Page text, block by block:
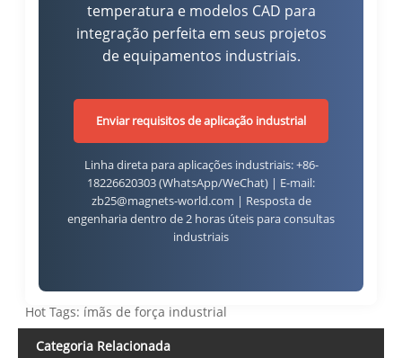
temperatura e modelos CAD para
integração perfeita em seus projetos
de equipamentos industriais.
Enviar requisitos de aplicação industrial
Linha direta para aplicações industriais: +86-
18226620303 (WhatsApp/WeChat) | E-mail:
zb25@magnets-world.com | Resposta de
engenharia dentro de 2 horas úteis para consultas
industriais
Hot Tags: ímãs de força industrial
Categoria Relacionada